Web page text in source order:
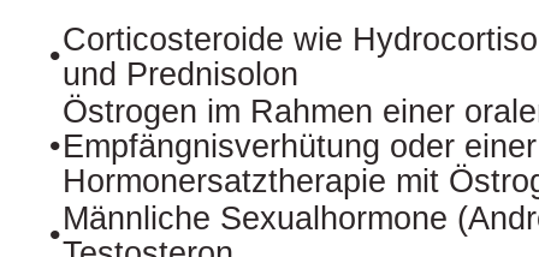
•Corticosteroide wie
und Prednisolon
•
Östrogen im Rahmen einer
Empfängnisverhütung oder einer
Hormonersatztherapie mit
•Männliche Sexualhormone